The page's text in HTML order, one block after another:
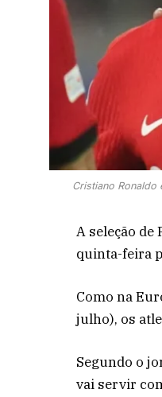
Cristiano
A seleção
quinta-feira
Como na
julho), os
Segundo o
vai servir